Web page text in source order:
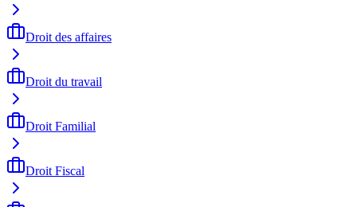
Droit des affaires
Droit du travail
Droit Familial
Droit Fiscal